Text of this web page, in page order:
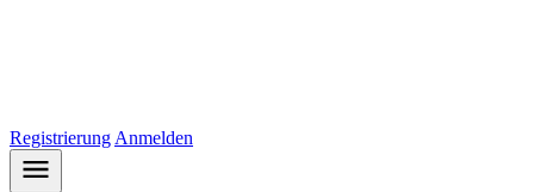
Registrierung Anmelden